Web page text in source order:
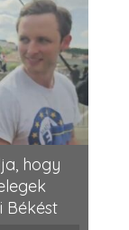
hogy
Békést